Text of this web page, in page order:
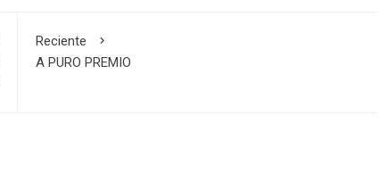
Reciente
A PURO PREMIO